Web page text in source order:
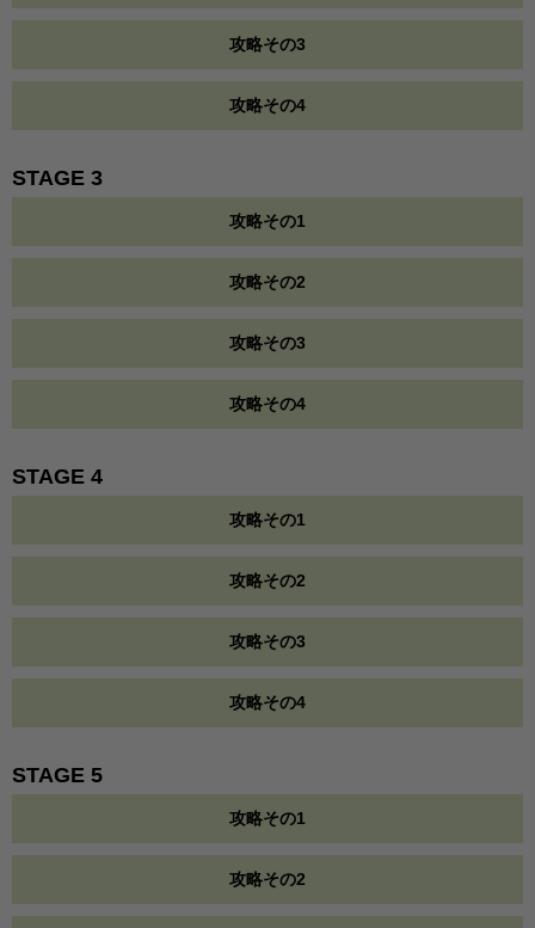
攻略その3
攻略その4
STAGE 3
攻略その1
攻略その2
攻略その3
攻略その4
STAGE 4
攻略その1
攻略その2
攻略その3
攻略その4
STAGE 5
攻略その1
攻略その2